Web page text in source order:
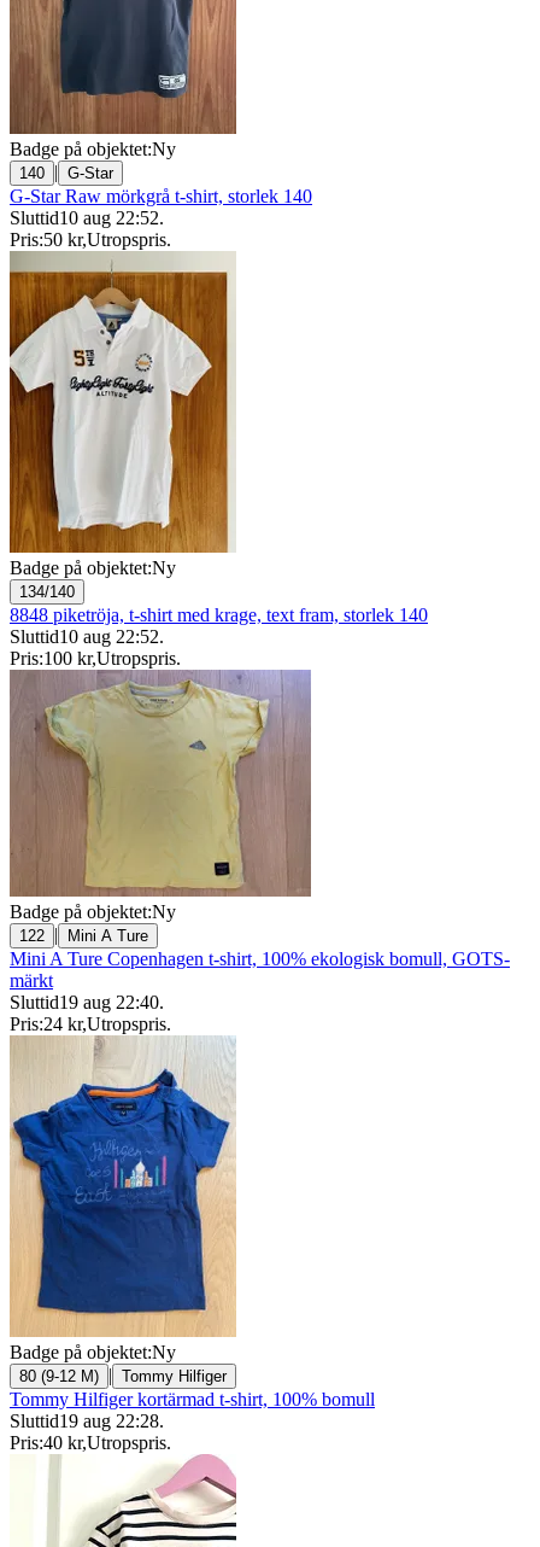
Badge på objektet:Ny
140 | G-Star
G-Star Raw mörkgrå t-shirt, storlek 140
Sluttid10 aug 22:52.
Pris:50 kr,Utropspris.
Badge på objektet:Ny
134/140
8848 piketröja, t-shirt med krage, text fram, storlek 140
Sluttid10 aug 22:52.
Pris:100 kr,Utropspris.
Badge på objektet:Ny
122 | Mini A Ture
Mini A Ture Copenhagen t-shirt, 100% ekologisk bomull, GOTS-
märkt
Sluttid19 aug 22:40.
Pris:24 kr,Utropspris.
Badge på objektet:Ny
80 (9-12 M) | Tommy Hilfiger
Tommy Hilfiger kortärmad t-shirt, 100% bomull
Sluttid19 aug 22:28.
Pris:40 kr,Utropspris.